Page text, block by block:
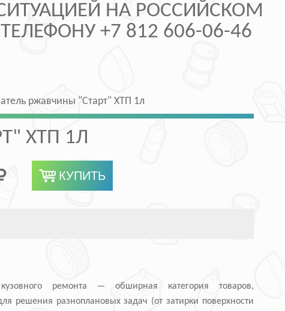
НА РОССИЙСКОМ
+7 812 606-06-46
ржавчины "Старт" ХТП 1л
ХТП 1Л
ремонта — обширная категория товаров,
решения разноплановых задач (от затирки поверхности